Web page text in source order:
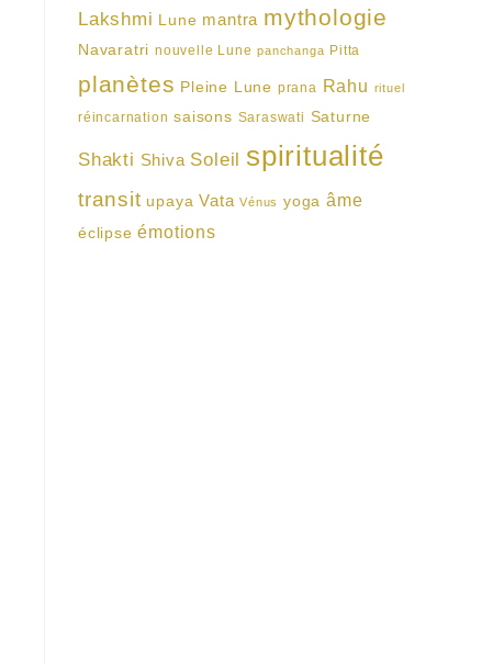
Lakshmi Lune mantra mythologie
Navaratri nouvelle Lune panchanga Pitta
planètes Pleine Lune prana Rahu rituel
réincarnation saisons Saraswati Saturne
Shakti Shiva Soleil spiritualité
transit upaya Vata Vénus yoga âme
éclipse émotions